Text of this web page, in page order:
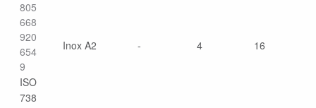
805
668
920
654
9
ISO
738
Inox A2 - 4 16